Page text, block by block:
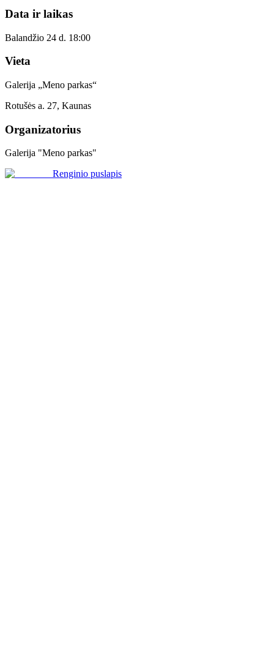
Data ir laikas
Balandžio 24 d. 18:00
Vieta
Galerija „Meno parkas“
Rotušės a. 27, Kaunas
Organizatorius
Galerija "Meno parkas"
Renginio puslapis